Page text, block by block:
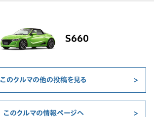
S660
このクルマの他の投稿を見る
このクルマの情報ページへ